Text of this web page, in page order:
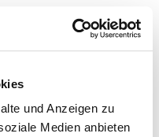
und Anzeigen zu
Medien anbieten